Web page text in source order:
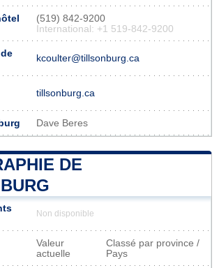
(519) 842-9200
International: +1 519-842-9200
kcoulter@tillsonburg.ca
tillsonburg.ca
Dave Beres
DE
Non disponible
Valeur
actuelle
Classé par province /
Pays